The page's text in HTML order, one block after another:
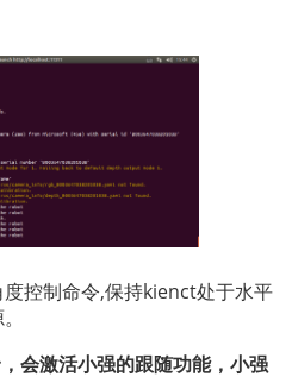
控制命令,保持kienct处于水平
会激活小强的跟随功能，小强